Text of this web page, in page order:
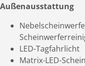
Außenausstattung
LED-Tagfahrlicht
Matrix-LED-